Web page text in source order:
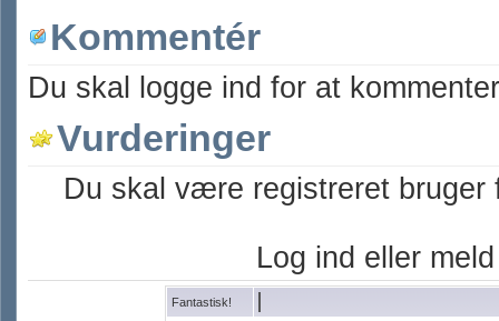
Kommentér
Du skal logge ind for at
Vurderinger
Du skal være registreret bruger
Log ind eller
Fantastisk!